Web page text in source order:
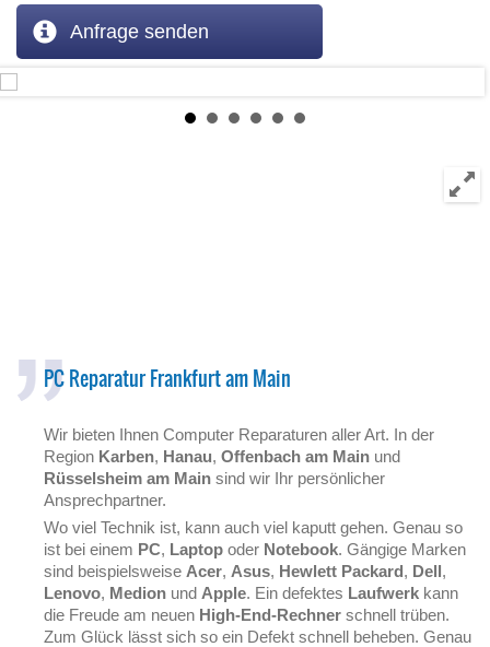
Anfrage senden
PC Reparatur Frankfurt am Main
Wir bieten Ihnen Computer Reparaturen aller Art. In der
Region Karben, Hanau, Offenbach am Main und
Rüsselsheim am Main sind wir Ihr persönlicher
Ansprechpartner.
Wo viel Technik ist, kann auch viel kaputt gehen. Genau so
ist bei einem PC, Laptop oder Notebook. Gängige Marken
sind beispielsweise Acer, Asus, Hewlett Packard, Dell,
Lenovo, Medion und Apple. Ein defektes Laufwerk kann
die Freude am neuen High-End-Rechner schnell trüben.
Zum Glück lässt sich so ein Defekt schnell beheben. Genau